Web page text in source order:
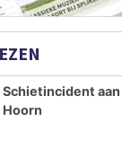
Schietincident
Hoorn